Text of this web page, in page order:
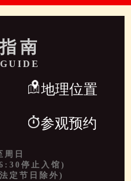
南
地理位置
参观预约
周日
停止入馆)
定节日除外)